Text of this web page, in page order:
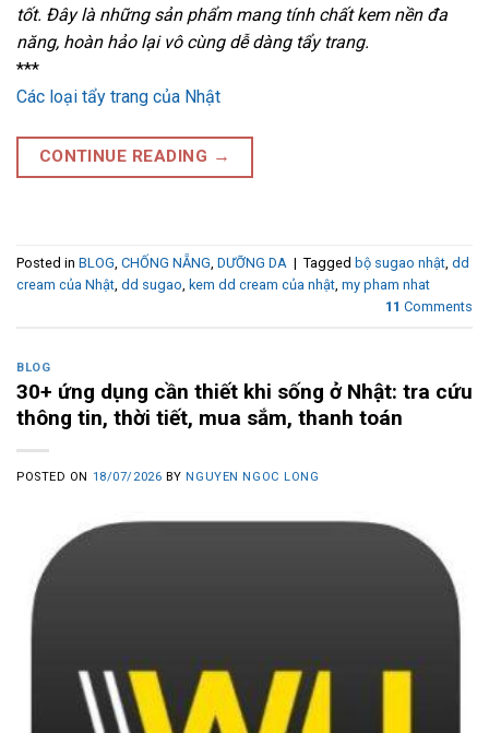
tốt. Đây là những sản phẩm mang tính chất kem nền đa
năng, hoàn hảo lại vô cùng dễ dàng tẩy trang.
***
Các loại tẩy trang của Nhật
CONTINUE READING →
Posted in BLOG, CHỐNG NẴNG, DƯỠNG DA | Tagged bộ sugao nhật, dd
cream của Nhật, dd sugao, kem dd cream của nhật, my pham nhat
11 Comments
BLOG
30+ ứng dụng cần thiết khi sống ở Nhật: tra cứu
thông tin, thời tiết, mua sắm, thanh toán
POSTED ON 18/07/2026 BY NGUYEN NGOC LONG